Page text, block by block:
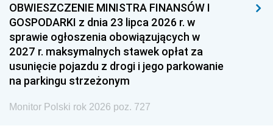
OBWIESZCZENIE MINISTRA FINANSÓW I
GOSPODARKI z dnia 23 lipca 2026 r. w
sprawie ogłoszenia obowiązujących w
2027 r. maksymalnych stawek opłat za
usunięcie pojazdu z drogi i jego parkowanie
na parkingu strzeżonym
Monitor Polski rok 2026 poz. 727